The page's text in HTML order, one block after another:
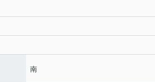
南